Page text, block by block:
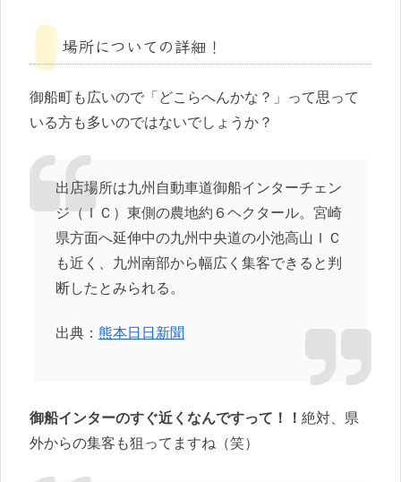
場所についての詳細！
御船町も広いので「どこらへんかな？」って思って
いる方も多いのではないでしょうか？
出店場所は九州自動車道御船インターチェン
ジ（ＩＣ）東側の農地約６ヘクタール。宮崎
県方面へ延伸中の九州中央道の小池高山ＩＣ
も近く、九州南部から幅広く集客できると判
断したとみられる。
出典： 熊本日日新聞
御船インターのすぐ近くなんですって！！ 絶対、県
外からの集客も狙ってますね（笑）